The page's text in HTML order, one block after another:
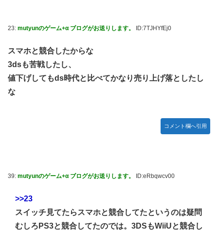
23: mutyunのゲーム+α ブログがお送りします。 ID:7TJHYfEj0
スマホと競合したからな
3dsも苦戦したし、
値下げしてもds時代と比べてかなり売り上げ落としたし
な
コメント欄へ引用
39: mutyunのゲーム+α ブログがお送りします。 ID:eRbqwcv00
>>23
スイッチ見てたらスマホと競合してたというのは疑問
むしろPS3と競合してたのでは。3DSもWiiUと競合し